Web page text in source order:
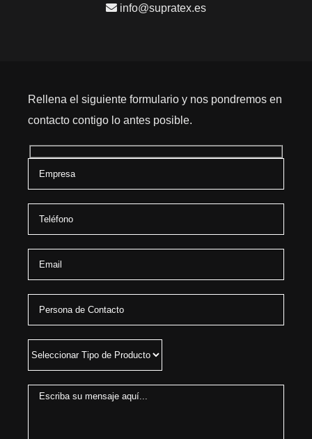
info@supratex.es
Rellena el siguiente formulario y nos pondremos en
contacto contigo lo antes posible.